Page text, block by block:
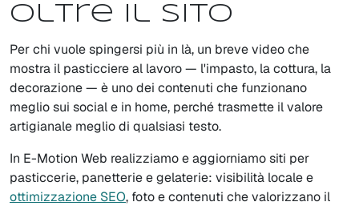
Oltre il sito
Per chi vuole spingersi più in là, un breve video che
mostra il pasticciere al lavoro — l'impasto, la cottura, la
decorazione — è uno dei contenuti che funzionano
meglio sui social e in home, perché trasmette il valore
artigianale meglio di qualsiasi testo.
In E-Motion Web realizziamo e aggiorniamo siti per
pasticcerie, panetterie e gelaterie: visibilità locale e
ottimizzazione SEO, foto e contenuti che valorizzano il